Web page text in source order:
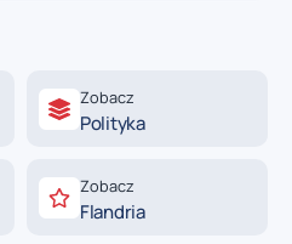
Zobacz
Polityka
Zobacz
Flandria